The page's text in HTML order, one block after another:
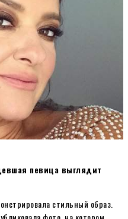
певица выглядит
стильный образ.